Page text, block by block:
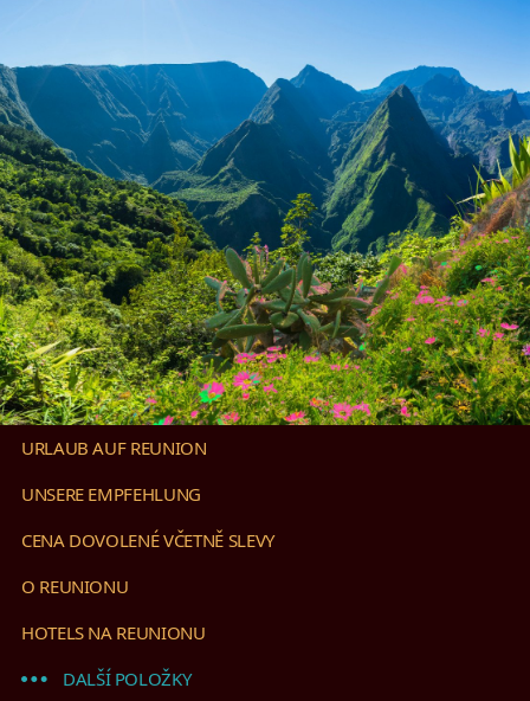
URLAUB AUF REUNION
UNSERE EMPFEHLUNG
CENA DOVOLENÉ VČETNĚ SLEVY
O REUNIONU
HOTELS NA REUNIONU
DALŠÍ POLOŽKY